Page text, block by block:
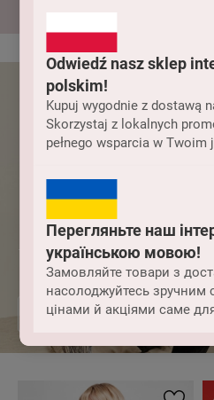
Odwiedź nasz sklep
polskim!
Kupuj wygodnie z dostawą
Skorzystaj z lokalnych
pełnego wsparcia w Twoim
Перегляньте наш
українською мовою!
Замовляйте товари з
насолоджуйтесь зручним
цінами й акціями саме
Velour
ЦЯЛАТА КОЛЕКЦИЯ